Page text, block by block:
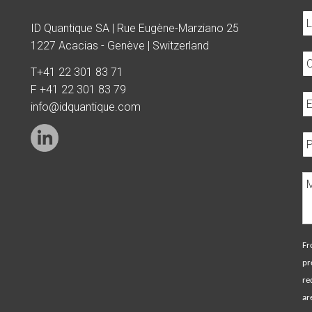
ID Quantique SA | Rue Eugène-Marziano 25
1227 Acacias - Genève | Switzerland
T+41 22 301 83 71
F +41 22 301 83 79
info@idquantique.com